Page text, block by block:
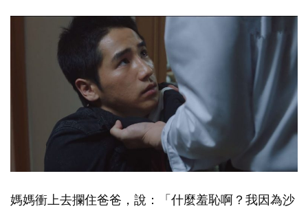
媽媽衝上去攔住爸爸，說：「什麼羞恥啊？我因為沙